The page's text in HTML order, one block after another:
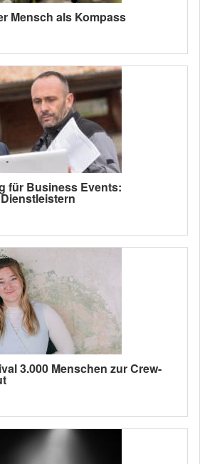
Mensch als Kompass
für Business Events:
3.000 Menschen zur Crew-